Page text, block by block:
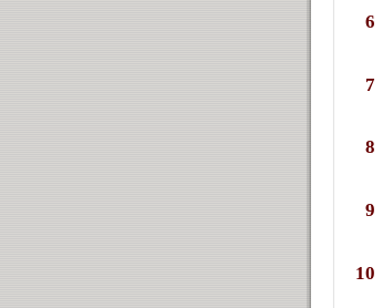
6
7
8
9
10